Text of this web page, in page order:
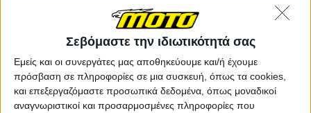
Σεβόμαστε την ιδιωτικότητά σας
Εμείς και οι συνεργάτες μας αποθηκεύουμε και/ή έχουμε
πρόσβαση σε πληροφορίες σε μια συσκευή, όπως τα cookies,
και επεξεργαζόμαστε προσωπικά δεδομένα, όπως μοναδικοί
αναγνωριστικοί και προσαρμοσμένες πληροφορίες που
Η Aprilia ανασχεδίασε πλήρως το φαίρινγκ της
μοτοσυκλέτας με πιο εμφανή αλλαγή την αεροτομή
που προστέθηκε κάτω από τους προβολείς και τα δύο
πιο μικρά πτερύγια που βρίσκονται στα πλαϊνά, λίγο
πιο ψηλά, προς βελτίωση της σταθερότητας στις
υψηλές ταχύτητες.